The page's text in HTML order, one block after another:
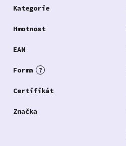
Kategorie
Hmotnost
EAN
?
Forma
Certifikát
Značka